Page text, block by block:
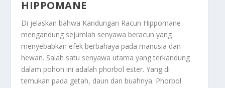
HIPPOMANE
Di jelaskan bahwa Kandungan Racun Hippomane
mengandung sejumlah senyawa beracun yang
menyebabkan efek berbahaya pada manusia dan
hewan. Salah satu senyawa utama yang terkandung
dalam pohon ini adalah phorbol ester. Yang di
temukan pada getah, daun dan buahnya. Phorbol